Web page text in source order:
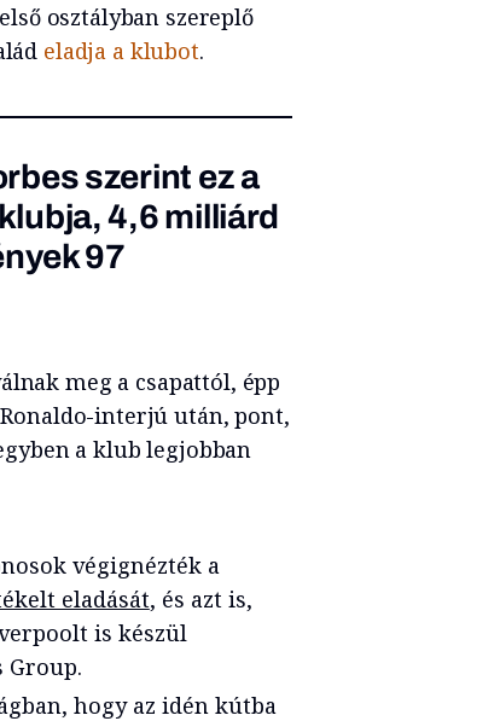
osztályban szereplő
eladja a klubot.
szerint ez a
4,6 milliárd
97
meg a csapattól, épp
interjú után, pont,
a klub legjobban
végignézték a
eladását, és azt is,
is készül
Group.
hogy az idén kútba